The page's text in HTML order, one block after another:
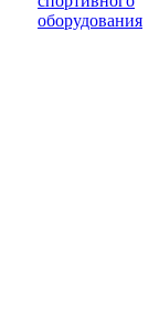
оборудования